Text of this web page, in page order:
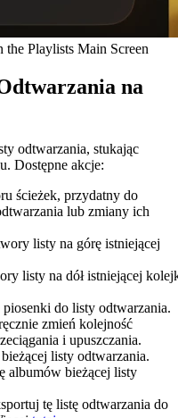
Playlists Main Screen
na
odtwarzania, stukając
Dostępne akcje:
ścieżek, przydatny do
lub zmiany ich
listy na górę istniejącej
listy na dół istniejącej
do listy odtwarzania.
zmień kolejność
i upuszczania.
listy odtwarzania.
albumów bieżącej listy
tę listę odtwarzania do